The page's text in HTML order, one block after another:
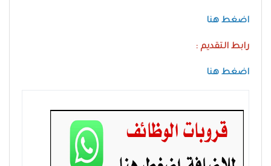
اضغط هنا
رابط التقديم :
اضغط هنا